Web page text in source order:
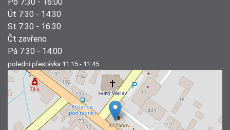
Út 7:30 - 14:30
St 7:30 - 16:30
Čt zavřeno
Pá 7:30 - 14:00
polední přestávka 11:15 - 11:45